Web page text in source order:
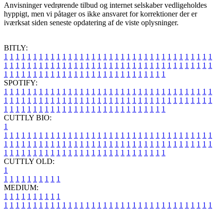
Anvisninger vedrørende tilbud og internet selskaber vedligeholdes
hyppigt, men vi påtager os ikke ansvaret for korrektioner der er
iværksat siden seneste opdatering af de viste oplysninger.
BITLY:
1 1 1 1 1 1 1 1 1 1 1 1 1 1 1 1 1 1 1 1 1 1 1 1 1 1 1 1 1 1 1 1 1 1 1 1
1 1 1 1 1 1 1 1 1 1 1 1 1 1 1 1 1 1 1 1 1 1 1 1 1 1 1 1 1 1 1 1 1 1 1 1
1 1 1 1 1 1 1 1 1 1 1 1 1 1 1 1 1 1 1 1 1 1 1 1 1 1 1 1
SPOTIFY:
1 1 1 1 1 1 1 1 1 1 1 1 1 1 1 1 1 1 1 1 1 1 1 1 1 1 1 1 1 1 1 1 1 1 1 1
1 1 1 1 1 1 1 1 1 1 1 1 1 1 1 1 1 1 1 1 1 1 1 1 1 1 1 1 1 1 1 1 1 1 1 1
1 1 1 1 1 1 1 1 1 1 1 1 1 1 1 1 1 1 1 1 1 1 1 1 1 1 1 1
CUTTLY BIO:
1
1 1 1 1 1 1 1 1 1 1 1 1 1 1 1 1 1 1 1 1 1 1 1 1 1 1 1 1 1 1 1 1 1 1 1 1
1 1 1 1 1 1 1 1 1 1 1 1 1 1 1 1 1 1 1 1 1 1 1 1 1 1 1 1 1 1 1 1 1 1 1 1
1 1 1 1 1 1 1 1 1 1 1 1 1 1 1 1 1 1 1 1 1 1 1 1 1 1 1 1
CUTTLY OLD:
1
1 1 1 1 1 1 1 1 1 1
MEDIUM:
1 1 1 1 1 1 1 1 1 1
1 1 1 1 1 1 1 1 1 1 1 1 1 1 1 1 1 1 1 1 1 1 1 1 1 1 1 1 1 1 1 1 1 1 1 1